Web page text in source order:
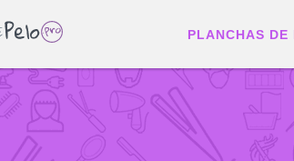
PLANCHAS DE